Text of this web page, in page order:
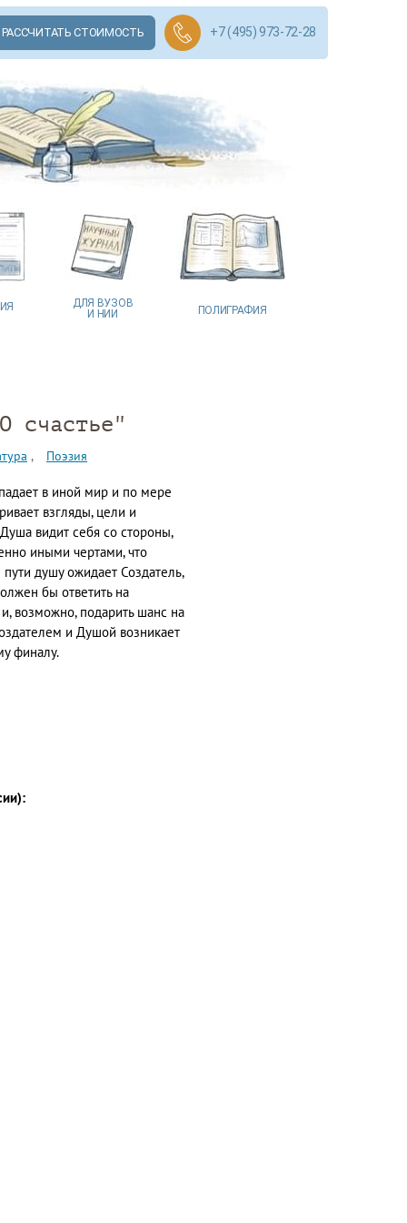
РАССЧИТАТЬ СТОИМОСТЬ +7 (495) 973-72-28
ДЛЯ ВУЗОВ
И НИИ
ПОЛИГРАФИЯ
счастье"
Поэзия
в иной мир и по мере
взгляды, цели и
видит себя со стороны,
иными чертами, что
душу ожидает Создатель,
бы ответить на
возможно, подарить шанс на
и Душой возникает
финалу.